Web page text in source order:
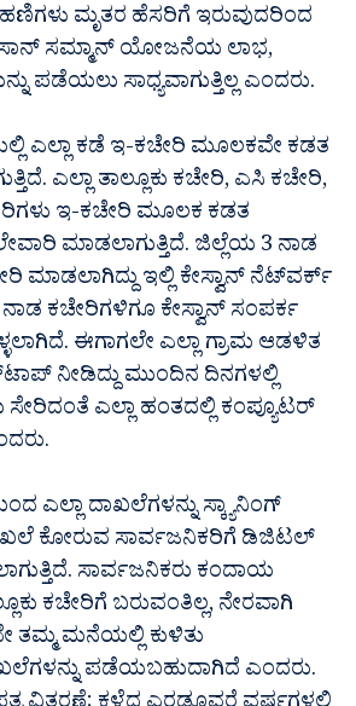
ಮೃತರ ಹೆಸರಿಗೆ ಇರುವುದರಿಂದ
ಸಮ್ಮಾನ್ ಯೋಜನೆಯ ಲಾಭ,
ಪಡೆಯಲು ಸಾಧ್ಯವಾಗುತ್ತಿಲ್ಲ ಎಂದರು.
ಎಲ್ಲಾ ಕಡೆ ಇ-ಕಚೇರಿ ಮೂಲಕವೇ ಕಡತ
ಎಲ್ಲಾ ತಾಲ್ಲೂಕು ಕಚೇರಿ, ಎಸಿ ಕಚೇರಿ,
ಇ-ಕಚೇರಿ ಮೂಲಕ ಕಡತ
ಮಾಡಲಾಗುತ್ತಿದೆ. ಜಿಲ್ಲೆಯ 3 ನಾಡ
ಮಾಡಲಾಗಿದ್ದು ಇಲ್ಲಿ ಕೇಸ್ವಾನ್ ನೆಟ್‍ವರ್ಕ್
ಕಚೇರಿಗಳಿಗೂ ಕೇಸ್ವಾನ್ ಸಂಪರ್ಕ
ಈಗಾಗಲೇ ಎಲ್ಲಾ ಗ್ರಾಮ ಆಡಳಿತ
ನೀಡಿದ್ದು ಮುಂದಿನ ದಿನಗಳಲ್ಲಿ
ಸೇರಿದಂತೆ ಎಲ್ಲಾ ಹಂತದಲ್ಲಿ ಕಂಪ್ಯೂಟರ್
ದಾಖಲೆಗಳನ್ನು ಸ್ಕ್ಯಾನಿಂಗ್
ಕೋರುವ ಸಾರ್ವಜನಿಕರಿಗೆ ಡಿಜಿಟಲ್
ಸಾರ್ವಜನಿಕರು ಕಂದಾಯ
ಕಚೇರಿಗೆ ಬರುವಂತಿಲ್ಲ, ನೇರವಾಗಿ
ಮನೆಯಲ್ಲಿ ಕುಳಿತು
ಪಡೆಯಬಹುದಾಗಿದೆ ಎಂದರು.